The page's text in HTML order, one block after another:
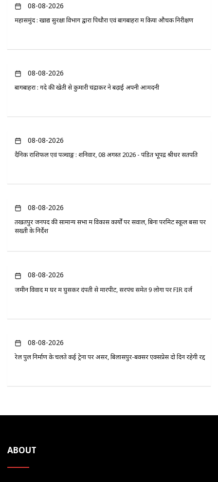
08-08-2026
महासमुंद : खाद्य सुरक्षा विभाग द्वारा पिथौरा एवं बागबाहरा में किया औचक निरीक्षण
08-08-2026
बागबाहरा : गेंदे की खेती से कुमारी चंद्राकर ने बढ़ाई अपनी आमदनी
08-08-2026
दैनिक राशिफल एवं पञ्चाङ्ग : शनिवार, 08 अगस्त 2026 - पंडित भूपेंद्र श्रीधर सतपति
08-08-2026
तखतपुर जनपद की सामान्य सभा में विकास कार्यों पर सवाल, बिना परमिट स्कूल बसों पर
सख्ती के निर्देश
08-08-2026
जमीन विवाद में घर में घुसकर दंपती से मारपीट, सरपंच समेत 9 लोगों पर FIR दर्ज
08-08-2026
रेल पुल निर्माण के चलते कई ट्रेनों पर असर, बिलासपुर-बक्सर एक्सप्रेस दो दिन रहेगी रद्द
ABOUT